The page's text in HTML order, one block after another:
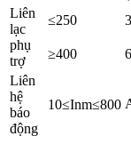
Liên
lạc
phụ
trợ
≤250 3
≥400 6
Liên
hệ
báo
động
10≤Inm≤800